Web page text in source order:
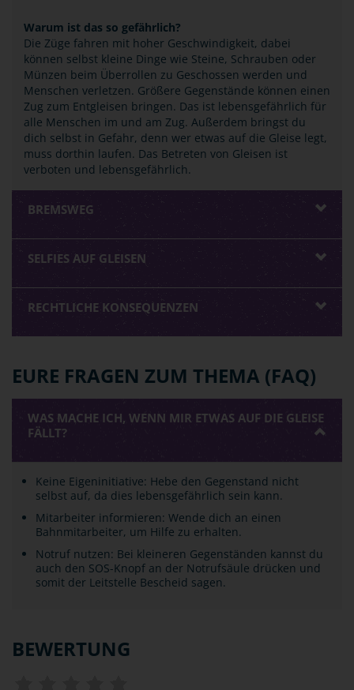
Warum ist das so gefährlich?
Die Züge fahren mit hoher Geschwindigkeit, dabei
können selbst kleine Dinge wie Steine, Schrauben oder
Münzen beim Überrollen zu Geschossen werden und
Menschen verletzen. Größere Gegenstände können einen
Zug zum Entgleisen bringen. Das ist lebensgefährlich für
alle Menschen im und am Zug. Außerdem bringst du
dich selbst in Gefahr, denn wer etwas auf die Gleise legt,
muss dorthin laufen. Das Betreten von Gleisen ist
verboten und lebensgefährlich.
BREMSWEG
SELFIES AUF GLEISEN
RECHTLICHE KONSEQUENZEN
EURE FRAGEN ZUM THEMA (FAQ)
WAS MACHE ICH, WENN MIR ETWAS AUF DIE GLEISE
FÄLLT?
Keine Eigeninitiative: Hebe den Gegenstand nicht
selbst auf, da dies lebensgefährlich sein kann.
Mitarbeiter informieren: Wende dich an einen
Bahnmitarbeiter, um Hilfe zu erhalten.
Notruf nutzen: Bei kleineren Gegenständen kannst du
auch den SOS-Knopf an der Notrufsäule drücken und
somit der Leitstelle Bescheid sagen.
BEWERTUNG